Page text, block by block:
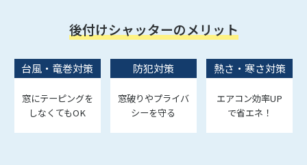
後付けシャッターのメリット
台風・竜巻対策
窓にテーピングを
しなくてもOK
防犯対策
窓破りやプライバ
シーを守る
熱さ・寒さ対策
エアコン効率UP
で省エネ！